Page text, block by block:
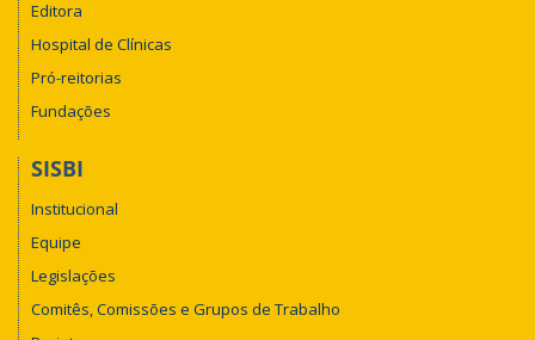
Editora
Hospital de Clínicas
Pró-reitorias
Fundações
SISBI
Institucional
Equipe
Legislações
Comitês, Comissões e Grupos de Trabalho